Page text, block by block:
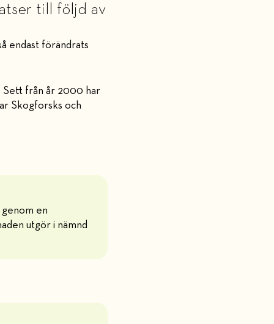
till följd av
endast förändrats
Sett från år 2000 har
Skogforsks och
en
utgör i nämnd